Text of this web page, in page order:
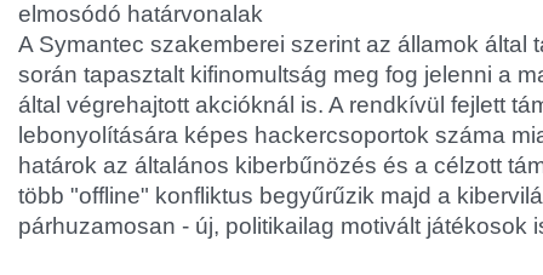
elmosódó határvonalak
A Symantec szakemberei szerint az államok által
során tapasztalt kifinomultság meg fog jelenni a
által végrehajtott akcióknál is. A rendkívül fejlett
lebonyolítására képes hackercsoportok száma
határok az általános kiberbűnözés és a célzott
több "offline" konfliktus begyűrűzik majd a
párhuzamosan - új, politikailag motivált játékosok